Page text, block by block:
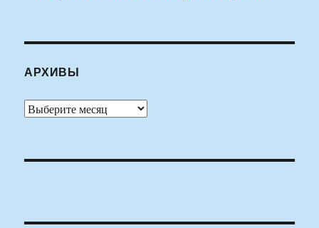
АРХИВЫ
Архивы